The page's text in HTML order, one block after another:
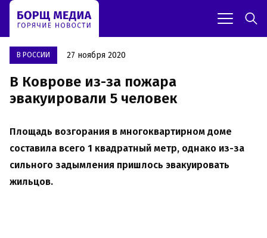
В РОССИИ 27 ноября 2020
В Коврове из-за пожара
эвакуировали 5 человек
Площадь возгорания в многоквартирном доме
составила всего 1 квадратный метр, однако из-за
сильного задымления пришлось эвакуировать
жильцов.